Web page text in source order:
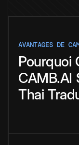
AVANTAGES DE
Pourquoi
CAMB.AI
Thai